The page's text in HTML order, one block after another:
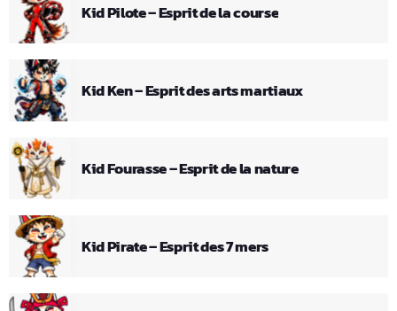
Kid Pilote – Esprit de la course
Kid Ken – Esprit des arts martiaux
Kid Fourasse – Esprit de la nature
Kid Pirate – Esprit des 7 mers